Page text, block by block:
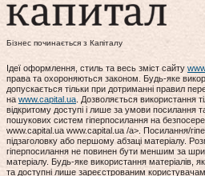
Бізнес починається з Капіталу
Ідеї оформлення, стиль та весь зміст сайту
права та охороняються законом. Будь-яке
допускається тільки при дотриманні правил
на www.capital.ua. Дозволяється використання
відкритому доступі і лише за умови посилання
пошукових систем гіперпосилання на
www.capital.ua www.capital.ua /a>. Посилання/
підзаголовку або першому абзаці матеріалу.
гіперпосилання не повинен бути меншим за
матеріалу. Будь-яке використання матеріалів,
та доступні лише зареєстрованим